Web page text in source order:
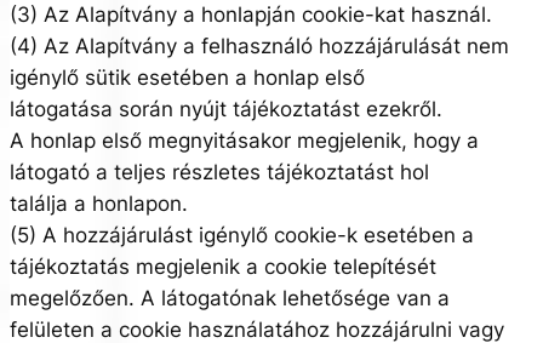
(3) Az Alapítvány a honlapján cookie-kat használ.
(4) Az Alapítvány a felhasználó hozzájárulását nem
igénylő sütik esetében a honlap első
látogatása során nyújt tájékoztatást ezekről.
A honlap első megnyitásakor megjelenik, hogy a
látogató a teljes részletes tájékoztatást hol
találja a honlapon.
(5) A hozzájárulást igénylő cookie-k esetében a
tájékoztatás megjelenik a cookie telepítését
megelőzően. A látogatónak lehetősége van a
felületen a cookie használatához hozzájárulni vagy